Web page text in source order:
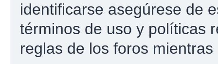
identificarse asegúrese de
términos de uso y políticas
reglas de los foros